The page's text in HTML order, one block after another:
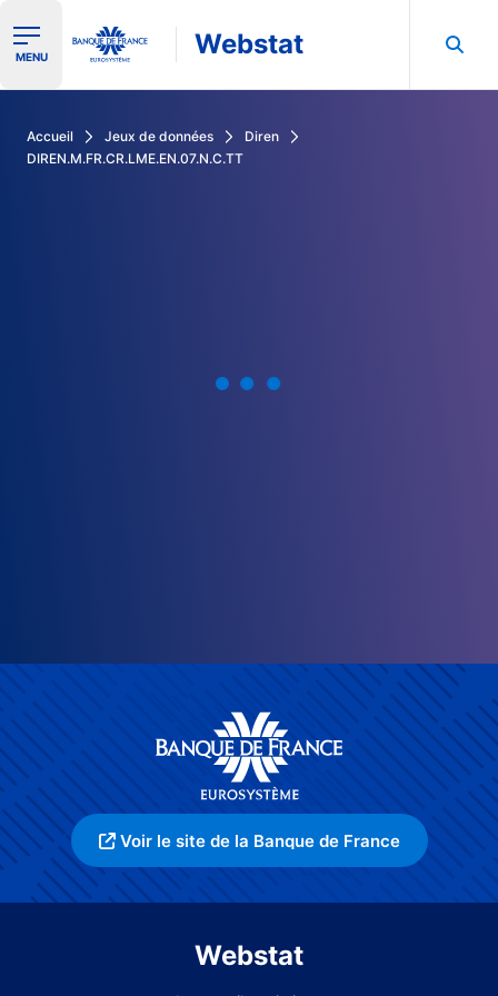
Ouvrir le menu de navigation
MENU Webstat
Accueil Jeux de données
Diren
DIREN.M.FR.CR.LME.EN.07.N.C.TT
Voir le site de la Banque de France
Webstat